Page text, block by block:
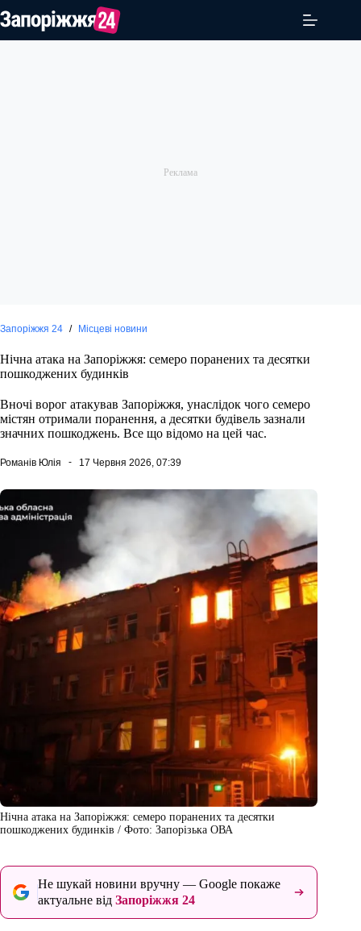
до
Запоріжжя 24 / Місцеві новини
Нічна атака на Запоріжжя: семеро поранених та десятки
пошкоджених будинків
Вночі ворог атакував Запоріжжя, унаслідок чого семеро
містян отримали поранення, а десятки будівель зазнали
значних пошкоджень. Все що відомо на цей час.
Романів Юлія 17 Червня 2026, 07:39
Нічна атака на Запоріжжя: семеро поранених та десятки
пошкоджених будинків / Фото: Запорізька ОВА
Не шукай новини вручну — Google покаже
актуальне від Запоріжжя 24